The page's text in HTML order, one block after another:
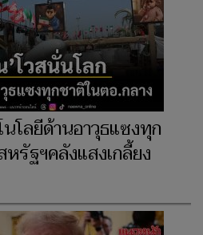
โลยีด้านอาวุธแซงทุก
รัฐฯคลังแสงเกลี้ยง